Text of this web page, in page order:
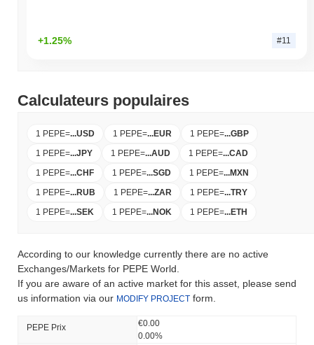
+1.25% #11
Calculateurs populaires
1 PEPE=...USD 1 PEPE=...EUR 1 PEPE=...GBP
1 PEPE=...JPY 1 PEPE=...AUD 1 PEPE=...CAD
1 PEPE=...CHF 1 PEPE=...SGD 1 PEPE=...MXN
1 PEPE=...RUB 1 PEPE=...ZAR 1 PEPE=...TRY
1 PEPE=...SEK 1 PEPE=...NOK 1 PEPE=...ETH
According to our knowledge currently there are no active
Exchanges/Markets for PEPE World.
If you are aware of an active market for this asset, please send
us information via our MODIFY PROJECT form.
PEPE Prix ​​
€0.00
0.00%